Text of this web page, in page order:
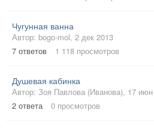
Чугунная ванна
Автор: bogo-mol, 2 дек 2013
7 ответов 1 118 просмотров
Душевая кабинка
Автор: Зоя Павлова (Иванова), 17
2 ответа 0 просмотров